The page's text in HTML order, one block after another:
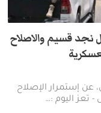
قسيم والاصلاح
عن إستمرار الإصلاح
تعز اليوم :…